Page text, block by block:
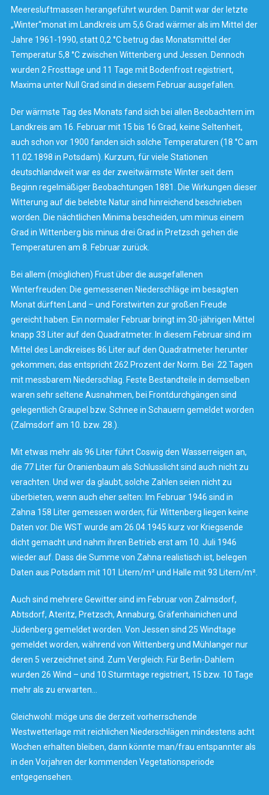
Meeresluftmassen herangeführt wurden. Damit war der letzte
„Winter“monat im Landkreis um 5,6 Grad wärmer als im Mittel der
Jahre 1961-1990, statt 0,2 °C betrug das Monatsmittel der
Temperatur 5,8 °C zwischen Wittenberg und Jessen. Dennoch
wurden 2 Frosttage und 11 Tage mit Bodenfrost registriert,
Maxima unter Null Grad sind in diesem Februar ausgefallen.
Der wärmste Tag des Monats fand sich bei allen Beobachtern im
Landkreis am 16. Februar mit 15 bis 16 Grad, keine Seltenheit,
auch schon vor 1900 fanden sich solche Temperaturen (18 °C am
11.02.1898 in Potsdam). Kurzum, für viele Stationen
deutschlandweit war es der zweitwärmste Winter seit dem
Beginn regelmäßiger Beobachtungen 1881. Die Wirkungen dieser
Witterung auf die belebte Natur sind hinreichend beschrieben
worden. Die nächtlichen Minima bescheiden, um minus einem
Grad in Wittenberg bis minus drei Grad in Pretzsch gehen die
Temperaturen am 8. Februar zurück.
Bei allem (möglichen) Frust über die ausgefallenen
Winterfreuden: Die gemessenen Niederschläge im besagten
Monat dürften Land – und Forstwirten zur großen Freude
gereicht haben. Ein normaler Februar bringt im 30-jährigen Mittel
knapp 33 Liter auf den Quadratmeter. In diesem Februar sind im
Mittel des Landkreises 86 Liter auf den Quadratmeter herunter
gekommen; das entspricht 262 Prozent der Norm. Bei 22 Tagen
mit messbarem Niederschlag. Feste Bestandteile in demselben
waren sehr seltene Ausnahmen, bei Frontdurchgängen sind
gelegentlich Graupel bzw. Schnee in Schauern gemeldet worden
(Zalmsdorf am 10. bzw. 28.).
Mit etwas mehr als 96 Liter führt Coswig den Wasserreigen an,
die 77 Liter für Oranienbaum als Schlusslicht sind auch nicht zu
verachten. Und wer da glaubt, solche Zahlen seien nicht zu
überbieten, wenn auch eher selten: Im Februar 1946 sind in
Zahna 158 Liter gemessen worden; für Wittenberg liegen keine
Daten vor. Die WST wurde am 26.04.1945 kurz vor Kriegsende
dicht gemacht und nahm ihren Betrieb erst am 10. Juli 1946
wieder auf. Dass die Summe von Zahna realistisch ist, belegen
Daten aus Potsdam mit 101 Litern/m² und Halle mit 93 Litern/m².
Auch sind mehrere Gewitter sind im Februar von Zalmsdorf,
Abtsdorf, Ateritz, Pretzsch, Annaburg, Gräfenhainichen und
Jüdenberg gemeldet worden. Von Jessen sind 25 Windtage
gemeldet worden, während von Wittenberg und Mühlanger nur
deren 5 verzeichnet sind. Zum Vergleich: Für Berlin-Dahlem
wurden 26 Wind – und 10 Sturmtage registriert, 15 bzw. 10 Tage
mehr als zu erwarten…
Gleichwohl: möge uns die derzeit vorherrschende
Westwetterlage mit reichlichen Niederschlägen mindestens acht
Wochen erhalten bleiben, dann könnte man/frau entspannter als
in den Vorjahren der kommenden Vegetationsperiode
entgegensehen.